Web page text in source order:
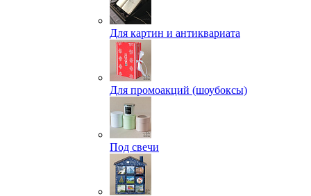
Для картин и антиквариата
Для промоакций (шоубоксы)
Под свечи